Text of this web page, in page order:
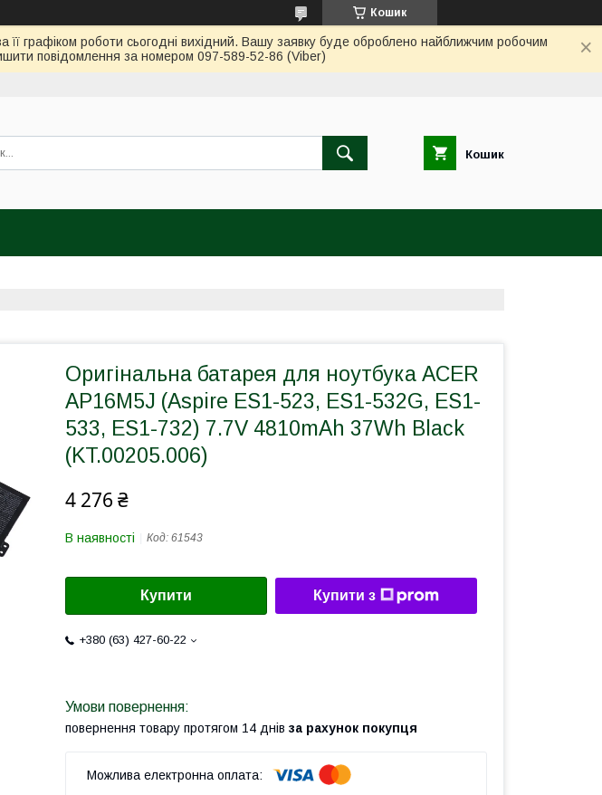
Кошик
графіком роботи сьогодні вихідний. Вашу заявку буде оброблено найближчим робочим
повідомлення за номером 097-589-52-86 (Viber)
Кошик
Оригінальна батарея для ноутбука ACER
AP16M5J (Aspire ES1-523, ES1-532G, ES1-
533, ES1-732) 7.7V 4810mAh 37Wh Black
(KT.00205.006)
4 276 ₴
В наявності Код: 61543
Купити Купити з
+380 (63) 427-60-22
повернення товару протягом 14 днів за рахунок покупця